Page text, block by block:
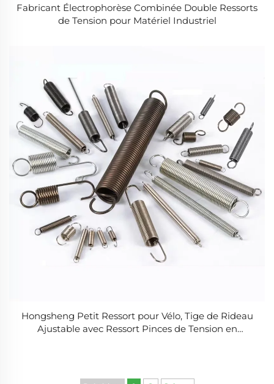
Fabricant Électrophorèse Combinée Double Ressorts
de Tension pour Matériel Industriel
Hongsheng Petit Ressort pour Vélo, Tige de Rideau
Ajustable avec Ressort Pinces de Tension en